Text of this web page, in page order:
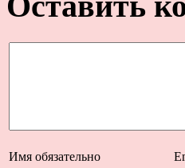
Имя обязательно